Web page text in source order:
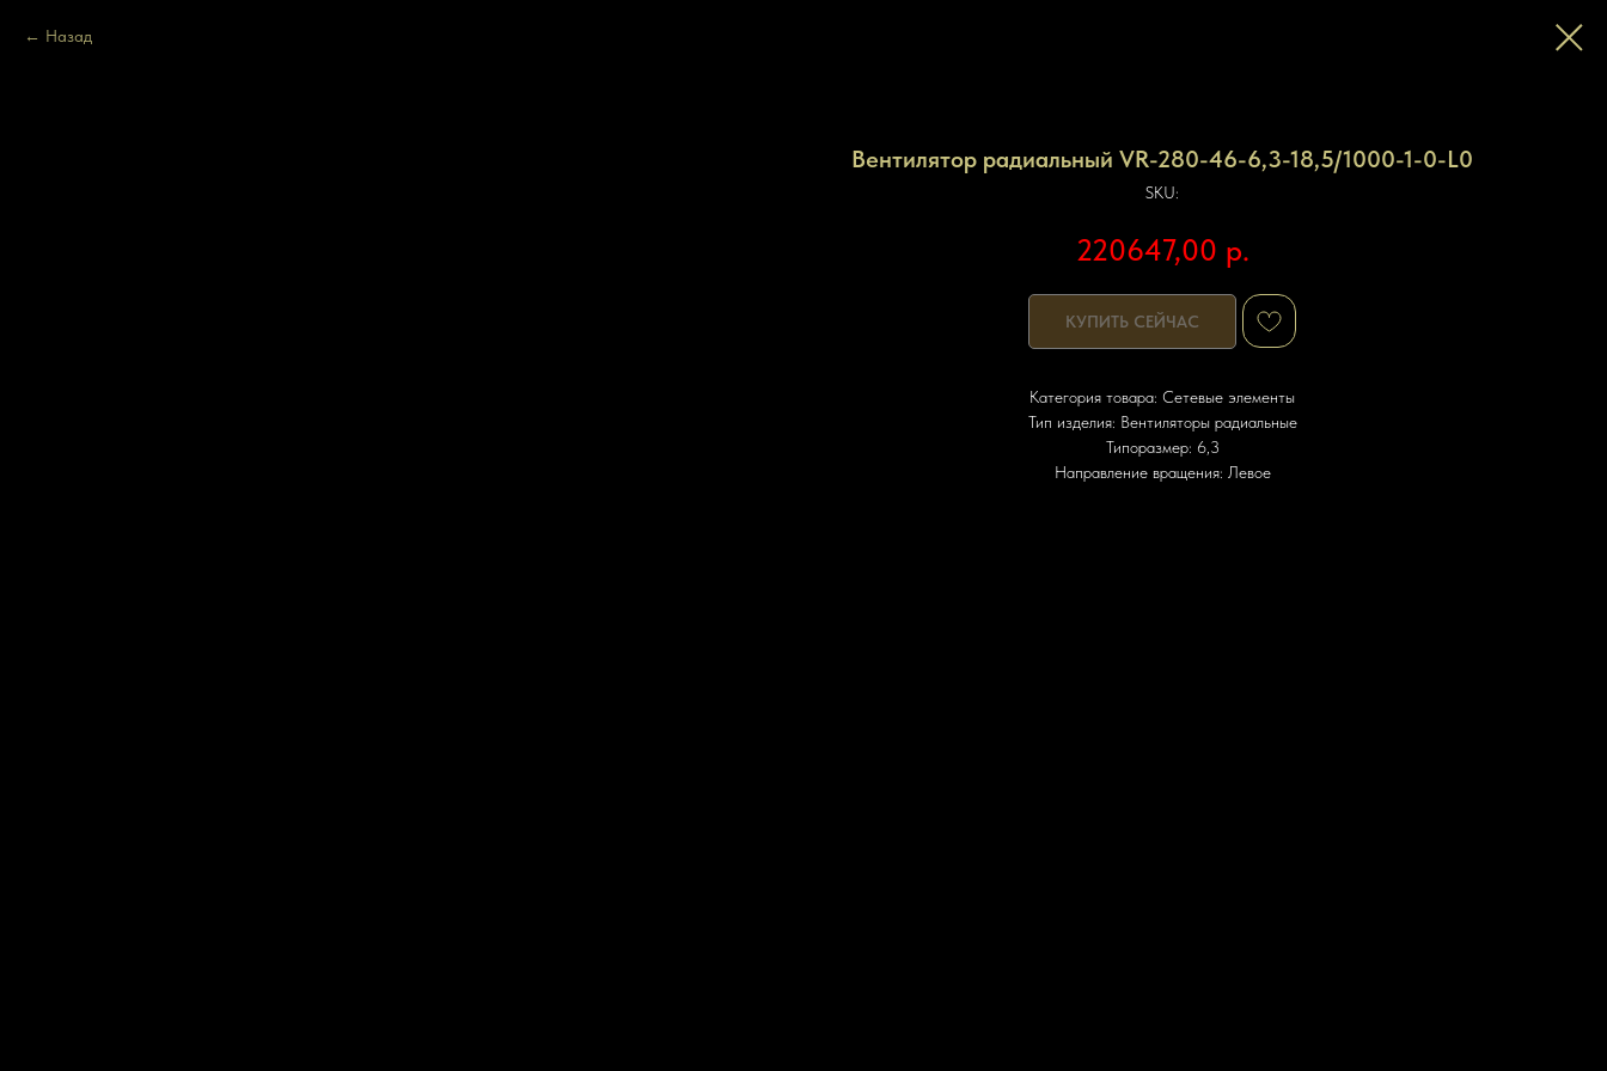
Назад
Вентилятор радиальный VR-280-46-6,3-18,5/1000-1-0-L0
SKU:
220647,00 р.
КУПИТЬ СЕЙЧАС
Категория товара: Сетевые элементы
Тип изделия: Вентиляторы радиальные
Типоразмер: 6,3
Направление вращения: Левое